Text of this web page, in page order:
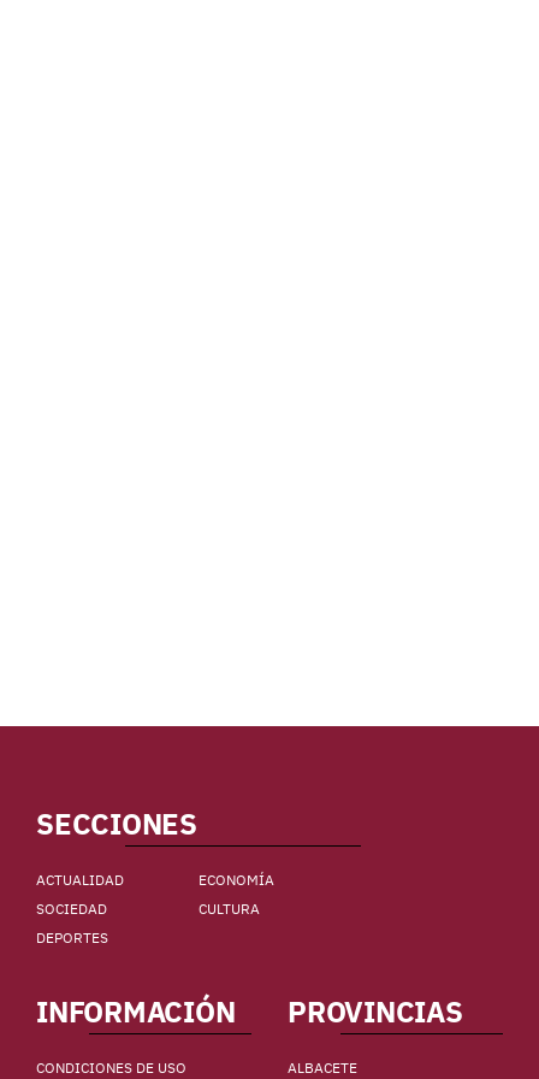
SECCIONES
ACTUALIDAD
ECONOMÍA
SOCIEDAD
CULTURA
DEPORTES
INFORMACIÓN
CONDICIONES DE USO
PROVINCIAS
ALBACETE